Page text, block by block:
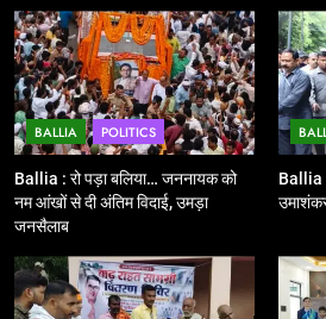
Ballia :
और कानपुर के
शुभारंभ, सांसद
झंडी
BALLIA NATIONAL
11
बिहार विस
बूथों से लाइव वेब
12
BALLIA POLITICS
Ballia : रो पड़ा बलिया… जननायक को
नम आंखों से दी अंतिम विदाई, उमड़ा
जनसैलाब
Ballia